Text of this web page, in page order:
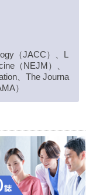
（JACC）、L
（NEJM）、
、The Journa
）